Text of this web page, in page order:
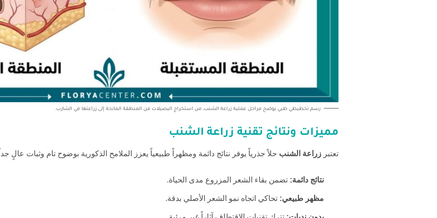
رسم تخطيطي طبي يوضح مراحل عملية زراعة الشنب، من استخراج البصيلات من المنطقة المانحة إلى زراعتها في الشارب.
مميزات ونتائج تقنية زراعة الشنب
تعتبر زراعة الشنب حلاً جذرياً يوفر نتائج دائمة ومظهراً طبيعياً يعزز الملامح الذكورية بوضوح تام وثبات عالٍ
نتائج دائمة: تضمن بقاء الشعر المزروع مدى الحياة.
مظهر طبيعي: تحاكي اتجاه نمو الشعر الأصلي بدقة.